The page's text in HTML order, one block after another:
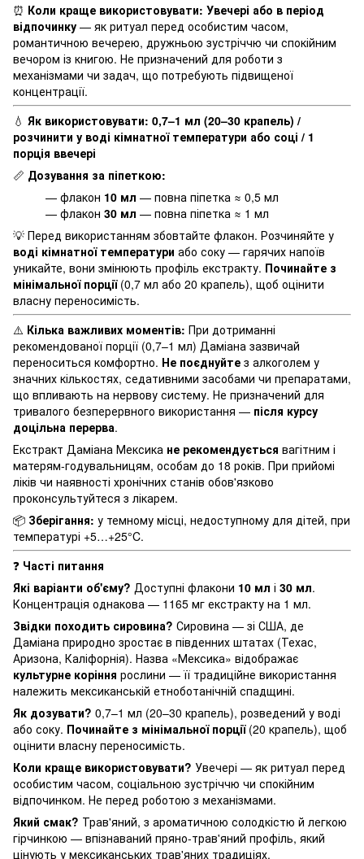
⏰ Коли краще використовувати: Увечері або в період
відпочинку — як ритуал перед особистим часом,
романтичною вечерею, дружньою зустріччю чи спокійним
вечором із книгою. Не призначений для роботи з
механізмами чи задач, що потребують підвищеної
концентрації.
💧 Як використовувати: 0,7–1 мл (20–30 крапель) /
розчинити у воді кімнатної температури або соці / 1
порція ввечері
📏 Дозування за піпеткою:
— флакон 10 мл — повна піпетка ≈ 0,5 мл
— флакон 30 мл — повна піпетка ≈ 1 мл
💡 Перед використанням збовтайте флакон. Розчиняйте у
воді кімнатної температури або соку — гарячих напоїв
уникайте, вони змінюють профіль екстракту. Починайте з
мінімальної порції(0,7 мл або 20 крапель), щоб оцінити
власну переносимість.
⚠️ Кілька важливих моментів: При дотриманні
рекомендованої порції (0,7–1 мл) Даміана зазвичай
переноситься комфортно. Не поєднуйте з алкоголем у
значних кількостях, седативними засобами чи препаратами,
що впливають на нервову систему. Не призначений для
тривалого безперервного використання — після курсу
доцільна перерва.
Екстракт Даміана Мексика не рекомендується вагітним і
матерям-годувальницям, особам до 18 років. При прийомі
ліків чи наявності хронічних станів обов'язково
проконсультуйтеся з лікарем.
📦 Зберігання: у темному місці, недоступному для дітей, при
температурі +5…+25°C.
❓ Часті питання
Які варіанти об'єму? Доступні флакони 10 мл і 30 мл.
Концентрація однакова — 1165 мг екстракту на 1 мл.
Звідки походить сировина? Сировина — зі США, де
Даміана природно зростає в південних штатах (Техас,
Аризона, Каліфорнія). Назва «Мексика» відображає
культурне коріння рослини — її традиційне використання
належить мексиканській етноботанічній спадщині.
Як дозувати? 0,7–1 мл (20–30 крапель), розведений у воді
або соку. Починайте з мінімальної порції(20 крапель), щоб
оцінити власну переносимість.
Коли краще використовувати? Увечері — як ритуал перед
особистим часом, соціальною зустріччю чи спокійним
відпочинком. Не перед роботою з механізмами.
Який смак? Трав'яний, з ароматичною солодкістю й легкою
гірчинкою — впізнаваний пряно-трав'яний профіль, який
цінують у мексиканських трав'яних традиціях.